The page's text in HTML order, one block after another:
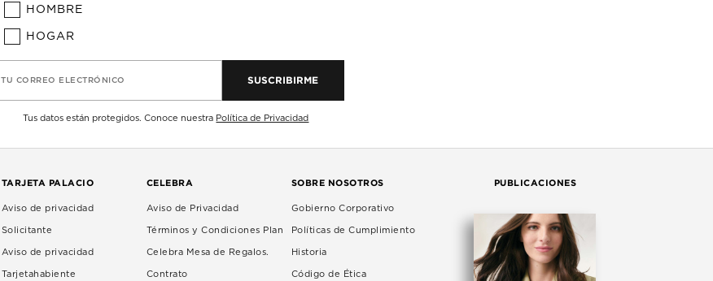
HOMBRE
HOGAR
TU CORREO ELECTRÓNICO SUSCRIBIRME
Tus datos están protegidos. Conoce nuestra Política de Privacidad
TARJETA PALACIO
Aviso de privacidad
Solicitante
Aviso de privacidad
Tarjetahabiente
CELEBRA
Aviso de Privacidad
Términos y Condiciones Plan
Celebra Mesa de Regalos.
Contrato
SOBRE NOSOTROS
Gobierno Corporativo
Políticas de Cumplimiento
Historia
Código de Ética
PUBLICACIONES